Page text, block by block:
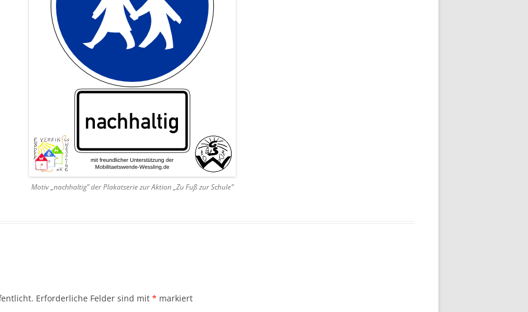
Motiv „nachhaltig” der Plakatserie zur Aktion „Zu Fuß zur Schule”
Erforderliche Felder sind mit * markiert